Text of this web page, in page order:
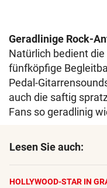
Geradlinige Rock-
Natürlich bedient
fünfköpfige
Pedal-
auch die saftig
Fans so geradlinig
Lesen Sie auch:
HOLLYWOOD-STAR IN